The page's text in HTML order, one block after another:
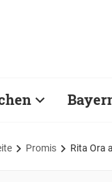
Promis Rita Ora